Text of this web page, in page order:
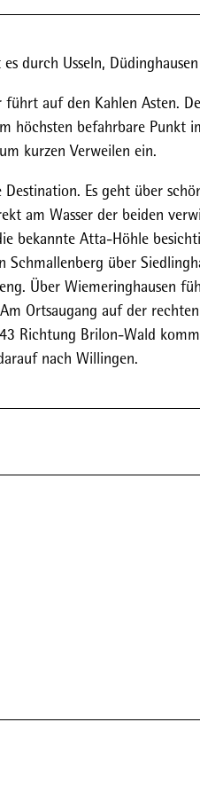
durch Usseln,
auf den Kahlen Asten.
höchsten befahrbare Punkt
kurzen Verweilen ein.
Es geht über
am Wasser der beiden
bekannte Atta-Höhle
über
Über Wiemeringhausen
Ortsaugang auf der
Richtung Brilon-Wald
nach Willingen.